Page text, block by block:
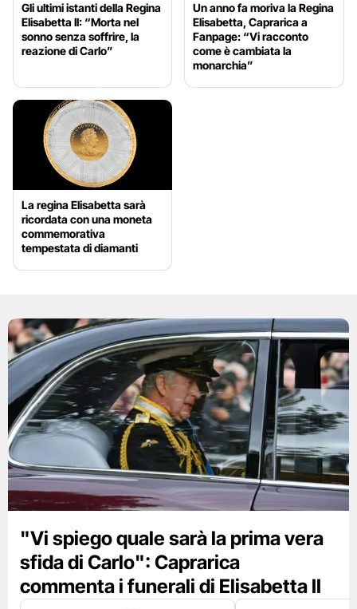
Gli ultimi istanti della Regina
Elisabetta II: “Morta nel
sonno senza soffrire, la
reazione di Carlo”
Un anno fa moriva la Regina
Elisabetta, Caprarica a
Fanpage: “Vi racconto
come è cambiata la
monarchia”
La regina Elisabetta sarà
ricordata con una moneta
commemorativa
tempestata di diamanti
"Vi spiego quale sarà la prima vera
sfida di Carlo": Caprarica
commenta i funerali di Elisabetta II